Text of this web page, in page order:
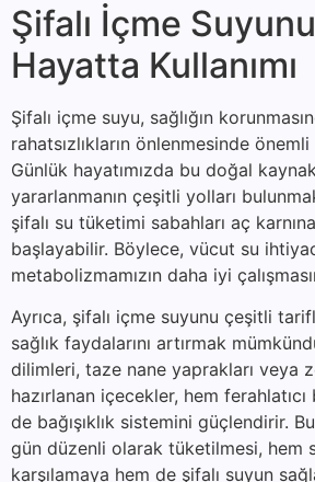
Şifalı İçme
Hayatta Kullanımı
Şifalı içme suyu, sağlığın
rahatsızlıkların önlenmesinde
Günlük hayatımızda bu doğal
yararlanmanın çeşitli yolları
şifalı su tüketimi sabahları aç
başlayabilir. Böylece, vücut su
metabolizmamızın daha iyi
Ayrıca, şifalı içme suyunu çeşitli
sağlık faydalarını artırmak
dilimleri, taze nane yaprakları veya
hazırlanan içecekler, hem
de bağışıklık sistemini güçlendirir.
gün düzenli olarak tüketilmesi, hem
karşılamaya hem de şifalı suyun